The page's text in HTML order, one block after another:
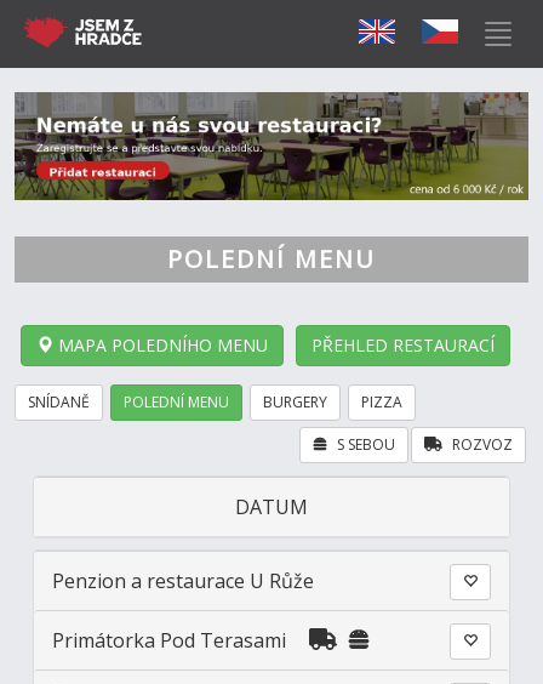
POLEDNÍ MENU
MAPA POLEDNÍHO MENU PŘEHLED RESTAURACÍ
SNÍDANĚ POLEDNÍ MENU BURGERY PIZZA
ROZVOZ
S SEBOU
DATUM
Penzion a restaurace U Růže
Primátorka Pod Terasami